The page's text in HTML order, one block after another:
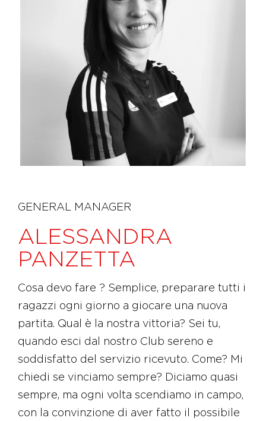
GENERAL MANAGER
ALESSANDRA
PANZETTA
Cosa devo fare ? Semplice, preparare tutti i
ragazzi ogni giorno a giocare una nuova
partita. Qual è la nostra vittoria? Sei tu,
quando esci dal nostro Club sereno e
soddisfatto del servizio ricevuto. Come? Mi
chiedi se vinciamo sempre? Diciamo quasi
sempre, ma ogni volta scendiamo in campo,
con la convinzione di aver fatto il possibile